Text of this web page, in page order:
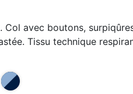
Col avec boutons,
Tissu technique